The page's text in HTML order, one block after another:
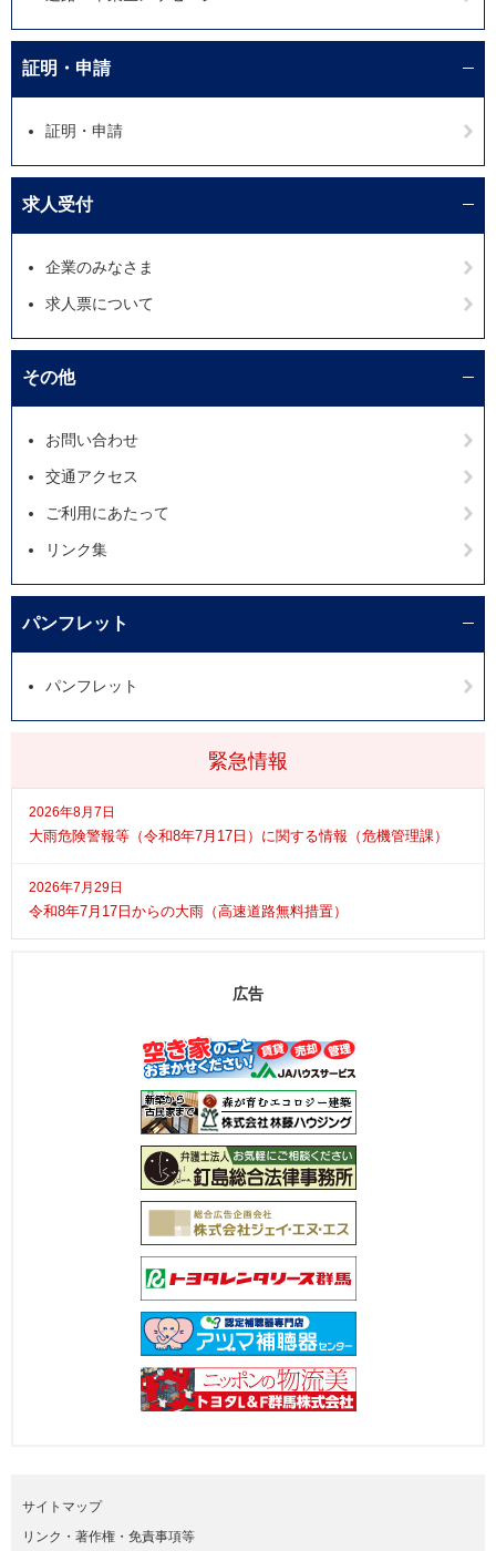
緊急情報
2026年8月7日
大雨危険警報等（令和8年7月17日）に関する情報（危機管理課）
2026年7月29日
令和8年7月17日からの大雨（高速道路無料措置）
証明・申請
証明・申請
求人受付
企業のみなさま
求人票について
その他
お問い合わせ
交通アクセス
ご利用にあたって
リンク集
パンフレット
パンフレット
広告
サイトマップ
リンク・著作権・免責事項等